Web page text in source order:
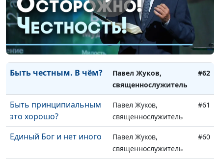
Что я чувствую и что с
этим делать
Павел Жуков,
священнослужитель
«Не судите» — как это
понимать
Павел Жуков,
священнослужитель
Быть честным. В чём?
Павел Жуков,
священнослужитель
#62
Быть принципиальным
это хорошо?
Павел Жуков,
священнослужитель
#61
Единый Бог и нет иного
Павел Жуков,
священнослужитель
#60